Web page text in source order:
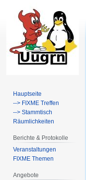
Hauptseite
--> FIXME Treffen
--> Stammtisch
Räumlichkeiten
Berichte & Protokolle
Veranstaltungen
FIXME Themen
Angebote